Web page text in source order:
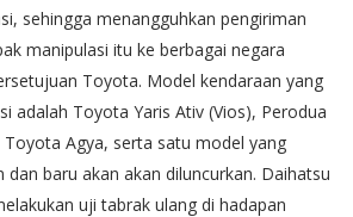
sehingga menangguhkan pengiriman
manipulasi itu ke berbagai negara
Toyota. Model kendaraan yang
adalah Toyota Yaris Ativ (Vios), Perodua
Toyota Agya, serta satu model yang
dan baru akan akan diluncurkan. Daihatsu
uji tabrak ulang di hadapan